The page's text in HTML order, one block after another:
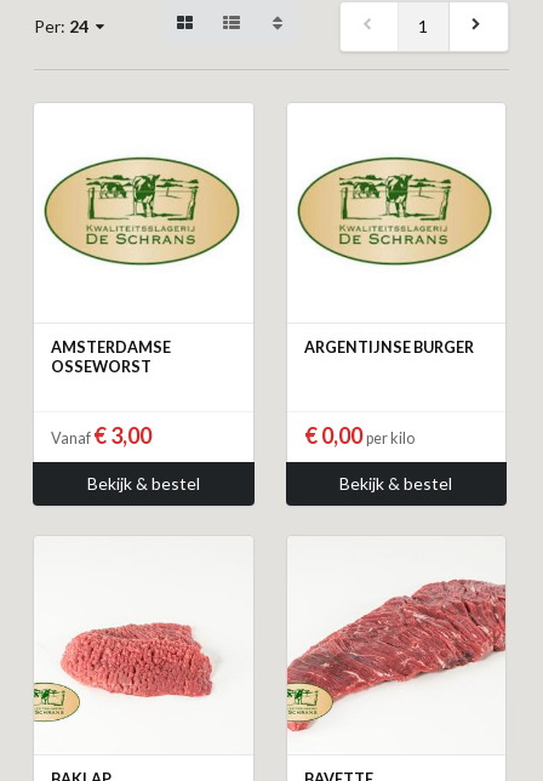
Per: 24 1
AMSTERDAMSE
OSSEWORST
Vanaf € 3,00
Bekijk & bestel
ARGENTIJNSE BURGER
€ 0,00per kilo
Bekijk & bestel